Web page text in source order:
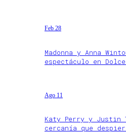
Feb 28
Madonna y Anna
espectáculo en Dolce
Ago 11
Katy Perry y Justin
cercanía que